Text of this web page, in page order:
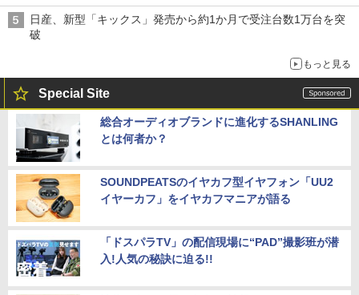
の492億円で増収減益
日産、新型「キックス」発売から約1か月で受注台数1万台を突
破
もっと見る
Special Site
総合オーディオブランドに進化するSHANLING
とは何者か？
SOUNDPEATSのイヤカフ型イヤフォン「UU2
イヤーカフ」をイヤカフマニアが語る
「ドスパラTV」の配信現場に“PAD”撮影班が潜
入!人気の秘訣に迫る!!